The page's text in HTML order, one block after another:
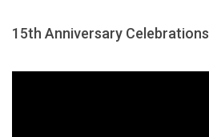
15th Anniversary Celebrations